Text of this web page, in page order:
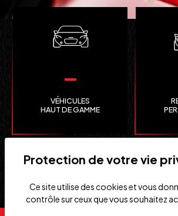
VÉHICULES
HAUT DE GAMME
Ce site utilise des cookies et vous
contrôle sur ceux que vous souhaitez